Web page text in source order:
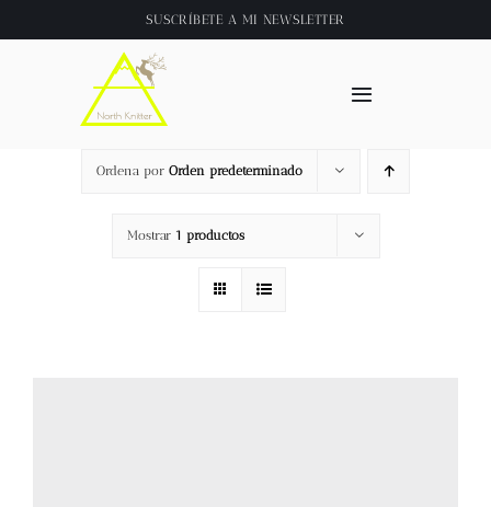
al
SUSCRÍBETE A MI NEWSLETTER
Toggle
Inicio
About
Tienda
Ordena por Orden predeterminado
Mostrar 1 productos